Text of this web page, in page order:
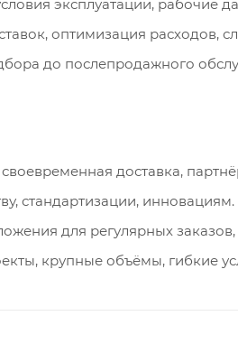
эксплуатации, рабочие
оптимизация расходов,
до послепродажного
доставка,
стандартизации, инновациям.
для регулярных
крупные объёмы, гибкие